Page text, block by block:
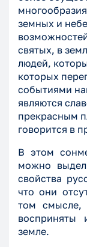
земных и
святых, в
людей,
которых
событиями
являются
прекрасным
говорится в
В этом
можно
свойства
что они
том смысле,
земле.